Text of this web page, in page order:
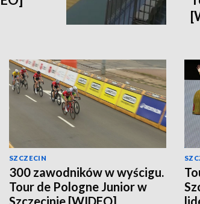
SZCZECIN
300 zawodników w wyścigu.
Tour de Pologne Junior w
Szczecinie [WIDEO]